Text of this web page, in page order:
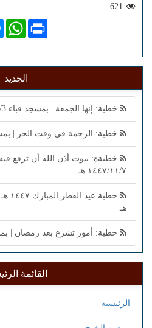
Print
الجديد
خطبة: إنها الجمعة | بمسجد قباء 1448/2/3 هـ هـ
خطبة: الرحمة في وقت الحر | بمسجد قباء
خطبةة: بيوت أذن الله أن ترفع
١٤٤٧/١١/٧ هـ
هـ
خطبة: أمور تشرع بعد رمضان | بمسجد
القائمة
الرئيسية